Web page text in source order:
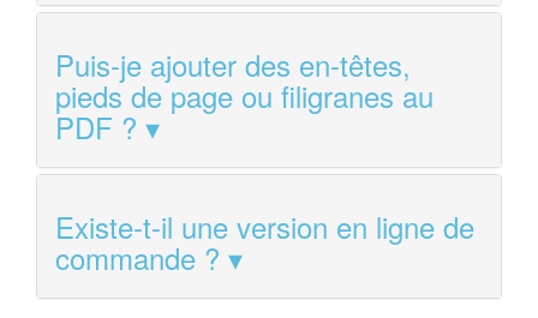
Puis-je ajouter des en-têtes,
pieds de page ou filigranes au
PDF ?
Existe-t-il une version en ligne de
commande ?